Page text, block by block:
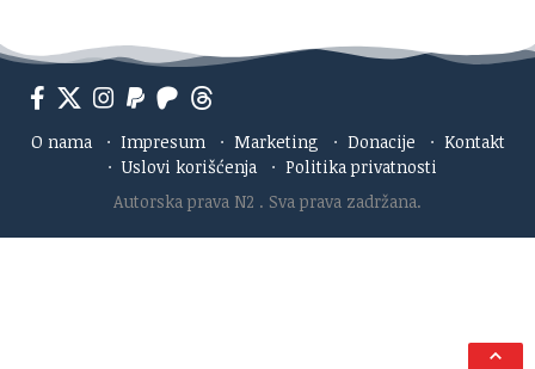
O nama · Impresum · Marketing · Donacije · Kontakt
· Uslovi korišćenja · Politika privatnosti
Autorska prava N2 . Sva prava zadržana.